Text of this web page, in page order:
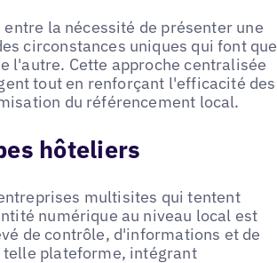
la nécessité de présenter une
circonstances uniques qui font que
l'autre. Cette approche centralisée
tout en renforçant l'efficacité des
du référencement local.
hôteliers
multisites qui tentent
numérique au niveau local est
de contrôle, d'informations et de
plateforme, intégrant